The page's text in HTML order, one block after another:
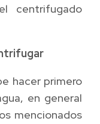
centrifugado
hacer primero
en general
mencionados